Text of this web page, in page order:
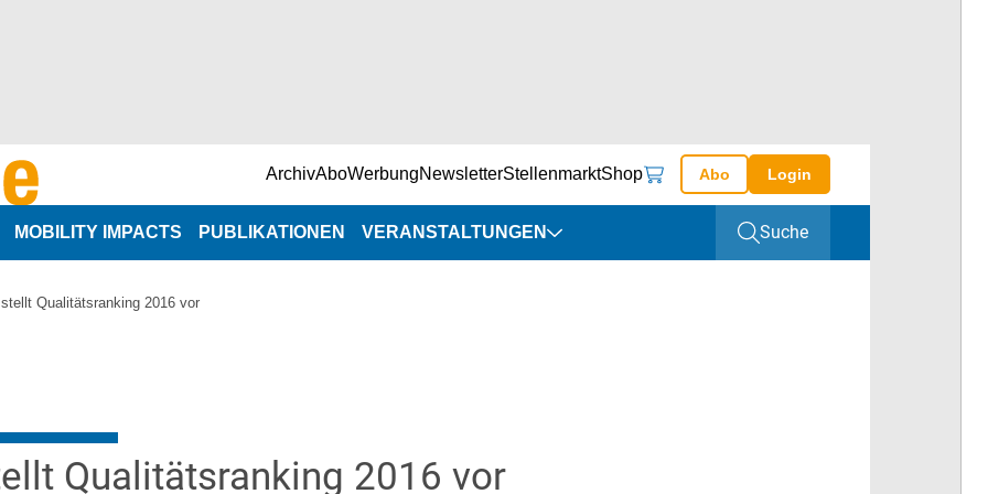
ArchivAboWerbungNewsletterStellenmarktShop Abo Login
MOBILITY IMPACTS PUBLIKATIONEN VERANSTALTUNGEN Suche
Qualitätsranking 2016 vor
Qualitätsranking 2016 vor